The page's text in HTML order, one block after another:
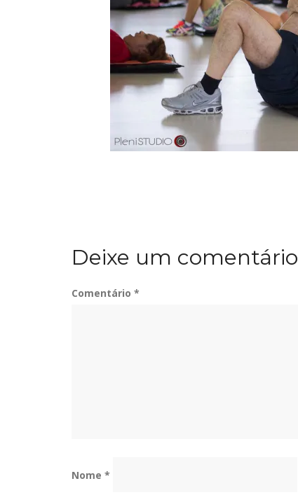
Deixe um comentário
Comentário *
Nome *